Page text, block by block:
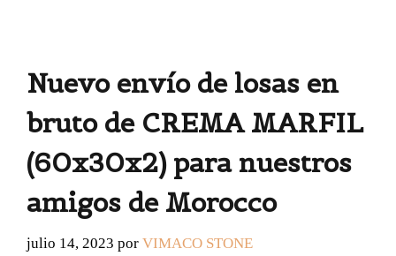
Nuevo envío de losas en
bruto de CREMA MARFIL
(60x30x2) para nuestros
amigos de Morocco
julio 14, 2023 por VIMACO STONE